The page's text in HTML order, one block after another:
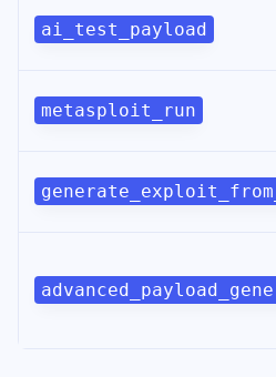
ai_test_payload
metasploit_run